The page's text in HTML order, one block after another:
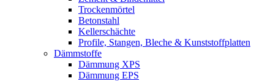
Trockenmörtel
Betonstahl
Kellerschächte
Profile, Stangen, Bleche & Kunststoffplatten
Dämmstoffe
Dämmung XPS
Dämmung EPS